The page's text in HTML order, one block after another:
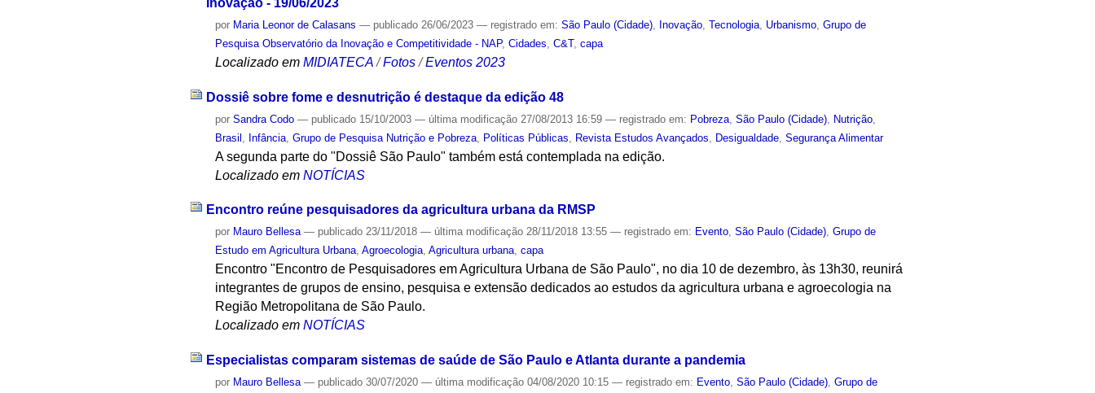
por Maria Leonor de Calasans — publicado 26/06/2023— registrado em:São Paulo (Cidade) Inovação ,Tecnologia Urbanismo ,Grupo de
Pesquisa Observatório da Inovação e Competitividade - NAP,Cidades ,C&T,capa
Localizado em MIDIATECA /Fotos /Eventos 2023
Dossiê sobre fome e desnutrição é destaque da edição 48
porSandra Codo — publicado 15/10/2003— última modificação 27/08/2013 16:59— registrado em: Pobreza ,São Paulo (Cidade) Nutrição
Brasil
Infância ,Grupo de Pesquisa Nutrição e Pobreza Políticas Públicas Revista Estudos Avançados Desigualdade ,Segurança Alimentar
A segunda parte do "Dossiê São Paulo" também está contemplada na edição.
Localizado em NOTÍCIAS
Encontro reúne pesquisadores da agricultura urbana da RMSP
por Mauro Bellesa — publicado 23/11/2018— última modificação 28/11/2018 13:55— registrado em: Evento,São Paulo (Cidade),Grupo de
Estudo em Agricultura Urbana,Agroecologia,Agricultura urbana,capa
Encontro "Encontro de Pesquisadores em Agricultura Urbana de São Paulo", no dia 10 de dezembro, às 13h30, reunirá
integrantes de grupos de ensino, pesquisa e extensão dedicados ao estudos da agricultura urbana e agroecologia na
Região Metropolitana de São Paulo.
Localizado em NOTÍCIAS
Especialistas comparam sistemas de saúde de São Paulo e Atlanta durante a pandemia
por Mauro Bellesa — publicado 30/07/2020— última modificação 04/08/2020 10:15— registrado em: Evento ,São Paulo (Cidade) ,Grupo de